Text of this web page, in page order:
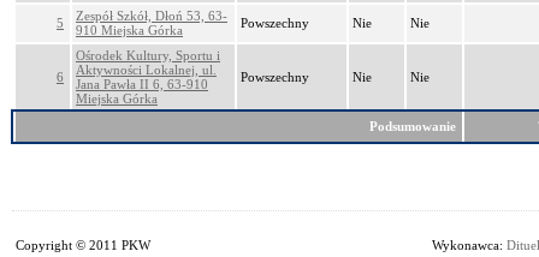
5
Zespół Szkół, Dłoń 53, 63-
910 Miejska Górka
Powszechny Nie Nie
6
Ośrodek Kultury, Sportu i
Aktywności Lokalnej, ul.
Jana Pawła II 6, 63-910
Miejska Górka
Powszechny Nie Nie
Podsumowanie
Copyright © 2011 PKW Wykonawca: